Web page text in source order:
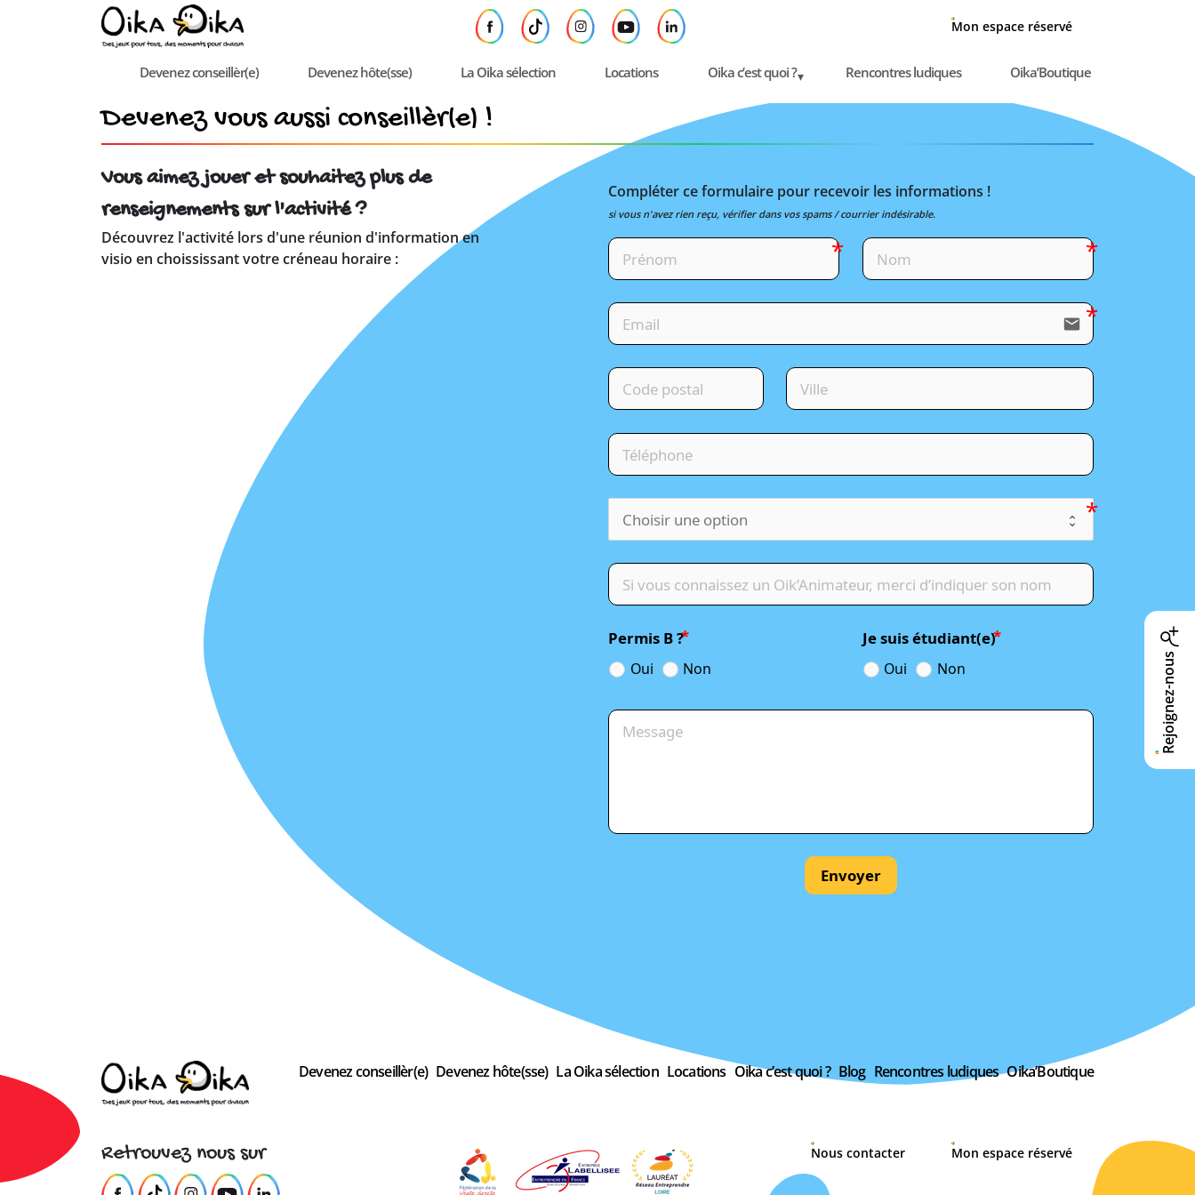
Rejoignez-nous
Mon espace réservé
Devenez conseillèr(e) Devenez hôte(sse) La Oika sélection Locations Oika c’est quoi ? Rencontres ludiques Oika’Boutique
Devenez vous aussi conseillèr(e) !
Vous aimez jouer et souhaitez plus de
renseignements sur l'activité ?
Découvrez l'activité lors d'une réunion d'information en
visio en choississant votre créneau horaire :
Compléter ce formulaire pour recevoir les informations !
si vous n'avez rien reçu, vérifier dans vos spams / courrier indésirable.
email
Permis B ?
Oui Non
Je suis étudiant(e)
Oui Non
Envoyer
Devenez conseillèr(e) Devenez hôte(sse) La Oika sélection Locations Oika c’est quoi ? Blog Rencontres ludiques Oika’Boutique
Retrouvez nous sur Nous contacter Mon espace réservé